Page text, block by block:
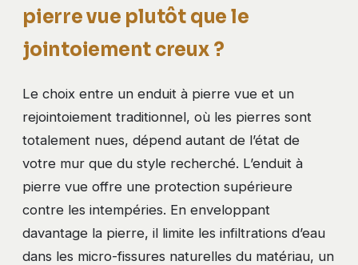
pierre vue plutôt que le
jointoiement creux ?
Le choix entre un enduit à pierre vue et un
rejointoiement traditionnel, où les pierres sont
totalement nues, dépend autant de l’état de
votre mur que du style recherché. L’enduit à
pierre vue offre une protection supérieure
contre les intempéries. En enveloppant
davantage la pierre, il limite les infiltrations d’eau
dans les micro-fissures naturelles du matériau, un